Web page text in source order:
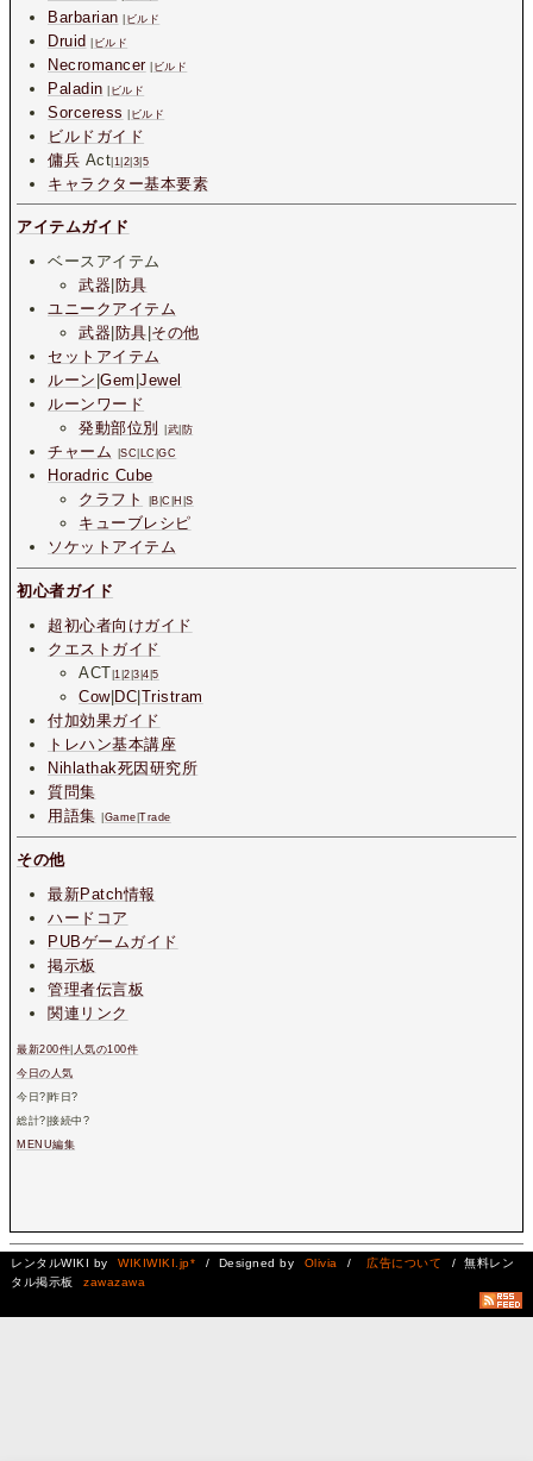
Barbarian ビルド
Druid ビルド
Necromancer| ビルド
Paladin ビルド
Sorceress ビルド
ビルドガイド
傭兵 Act 1 2 3 5
キャラクター基本要素
アイテムガイド
ベースアイテム
武器 防具
ユニークアイテム
武器 防具 その他
セットアイテム
ルーン |Gem |Jewel
ルーンワード
発動部位別
武 防
チャーム |SC LC |GC
Horadric Cube
クラフト
B |C H |S
キューブレシピ
ソケットアイテム
初心者ガイド
超初心者向けガイド
クエストガイド
ACT |1 |2 |3 |4 |5
Cow| DC Tristram
付加効果ガイド
トレハン基本講座
Nihlathak死因研究所
質問集
用語集
Game |Trade
その他
最新Patch情報
ハードコア
PUBゲームガイド
掲示板
管理者伝言板
関連リンク
最新200件 人気の100件
今日の人気
今日? |昨日?
総計? |接続中 ?
MENU編集
レンタルWIKI by WIKIWIKI.jp* / Designed by Olivia / 広告について
/ 無料レン
タル掲示板
zawazawa